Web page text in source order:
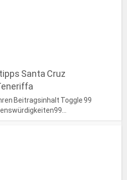
Santa Cruz
Beitragsinhalt Toggle 99